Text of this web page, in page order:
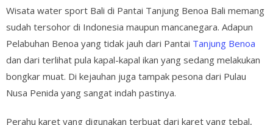
Wisata water sport Bali di Pantai Tanjung Benoa Bali memang
sudah tersohor di Indonesia maupun mancanegara. Adapun
Pelabuhan Benoa yang tidak jauh dari Pantai Tanjung Benoa
dan dari terlihat pula kapal-kapal ikan yang sedang melakukan
bongkar muat. Di kejauhan juga tampak pesona dari Pulau
Nusa Penida yang sangat indah pastinya.
Perahu karet yang digunakan terbuat dari karet yang tebal,